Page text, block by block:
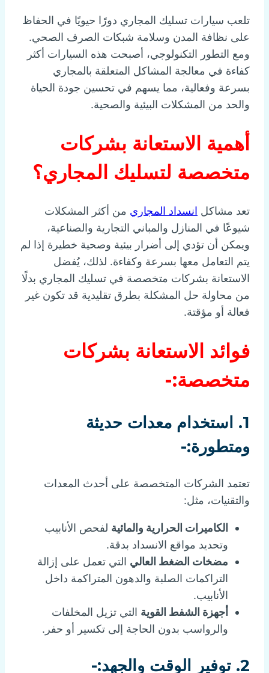
تلعب سيارات تسليك المجاري دورًا حيويًا في الحفاظ
على نظافة المدن وسلامة شبكات الصرف الصحي.
ومع التطور التكنولوجي، أصبحت هذه السيارات أكثر
كفاءة في معالجة المشاكل المتعلقة بالمجاري
بسرعة وفعالية، مما يسهم في تحسين جودة الحياة
والحد من المشكلات البيئية والصحية.
أهمية الاستعانة بشركات
متخصصة لتسليك المجاري؟
تعد مشاكل انسداد المجاري من أكثر المشكلات
شيوعًا في المنازل والمباني التجارية والصناعية،
ويمكن أن تؤدي إلى أضرار بيئية وصحية خطيرة إذا لم
يتم التعامل معها بسرعة وكفاءة. لذلك، يُفضل
الاستعانة بشركات متخصصة في تسليك المجاري بدلًا
من محاولة حل المشكلة بطرق تقليدية قد تكون غير
فعالة أو مؤقتة.
فوائد الاستعانة بشركات
متخصصة:-
1. استخدام معدات حديثة
ومتطورة:-
تعتمد الشركات المتخصصة على أحدث المعدات
والتقنيات، مثل:
الكاميرات الحرارية والمائية لفحص الأنابيب
وتحديد مواقع الانسداد بدقة.
مضخات الضغط العالي التي تعمل على إزالة
التراكمات الصلبة والدهون المتراكمة داخل
الأنابيب.
أجهزة الشفط القوية التي تزيل المخلفات
والرواسب بدون الحاجة إلى تكسير أو حفر.
2. توفير الوقت والجهد:-